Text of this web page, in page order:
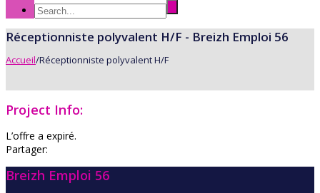
Réceptionniste polyvalent H/F - Breizh Emploi 56
Accueil/Réceptionniste polyvalent H/F
Project Info:
L’offre a expiré.
Partager:
Breizh Emploi 56